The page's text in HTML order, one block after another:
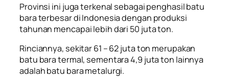
Provinsi ini juga terkenal sebagai penghasil batu
bara terbesar di Indonesia dengan produksi
tahunan mencapai lebih dari 50 juta ton.
Rinciannya, sekitar 61 – 62 juta ton merupakan
batu bara termal, sementara 4,9 juta ton lainnya
adalah batu bara metalurgi.